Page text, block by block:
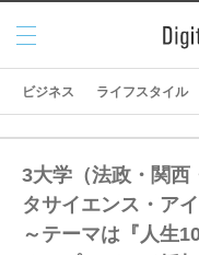
メニ
ュー
ビジネス ライフスタイル
3大学（法政・関西
タサイエンス・ア
～テーマは『人生